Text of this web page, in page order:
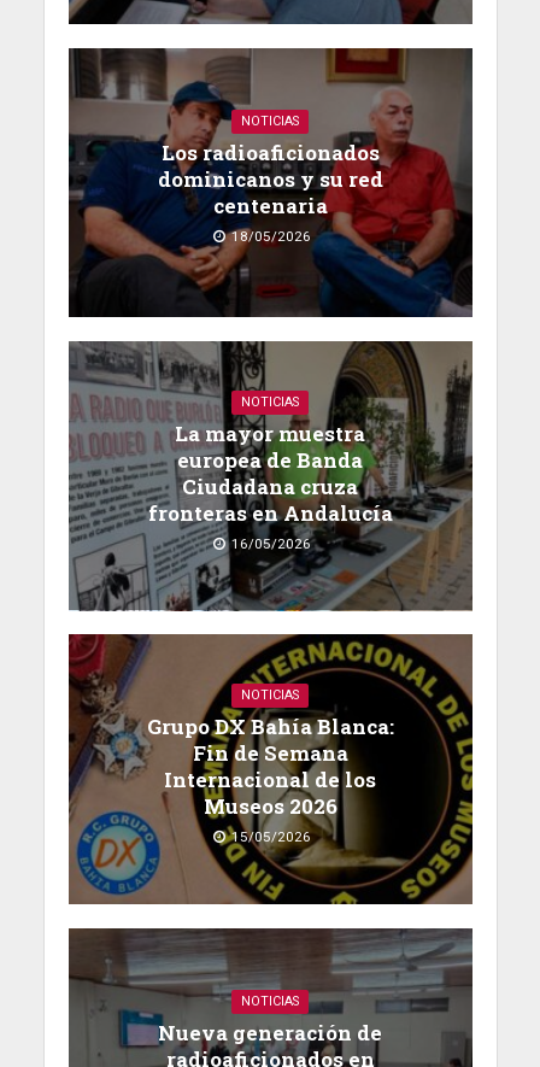
NOTICIAS
Los radioaficionados
dominicanos y su red
centenaria
18/05/2026
NOTICIAS
La mayor muestra
europea de Banda
Ciudadana cruza
fronteras en Andalucía
16/05/2026
NOTICIAS
Grupo DX Bahía Blanca:
Fin de Semana
Internacional de los
Museos 2026
15/05/2026
NOTICIAS
Nueva generación de
radioaficionados en